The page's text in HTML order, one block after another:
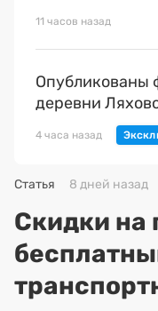
11 часов назад
Опубликованы
деревни
4 часа назад
Статья 8 дней назад
Скидки на